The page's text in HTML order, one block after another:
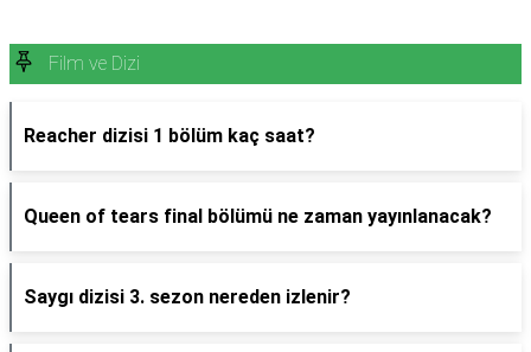
Film ve Dizi
Reacher dizisi 1 bölüm kaç saat?
Queen of tears final bölümü ne zaman yayınlanacak?
Saygı dizisi 3. sezon nereden izlenir?